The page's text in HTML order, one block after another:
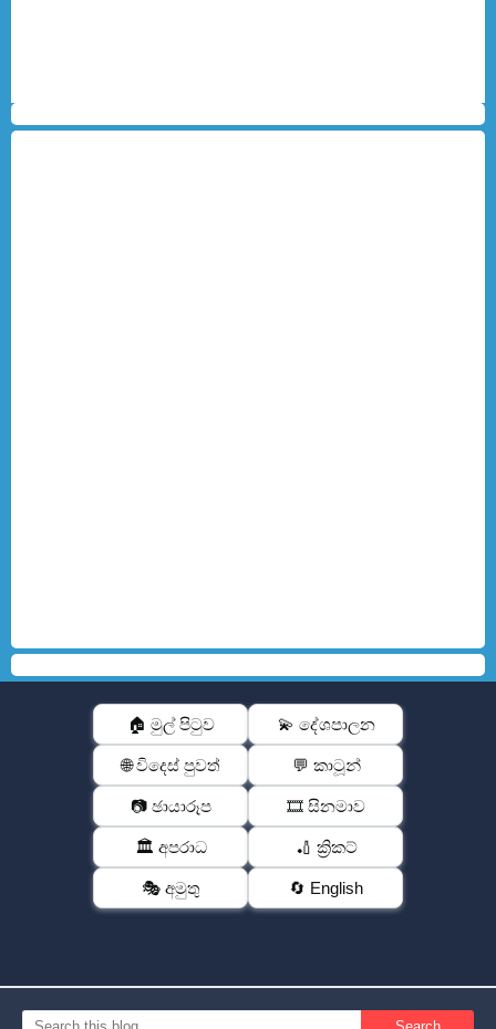
🏠 මුල් පිටුව 💫 දේශපාලන
🌐 විදෙස් පුවත් 💬 කාටූන්
📷 ඡායාරූප 🎞️ සිනමාව
🏛️ අපරාධ 🏏 ක්‍රිකට්
🎭 අමුතු 🔄 English